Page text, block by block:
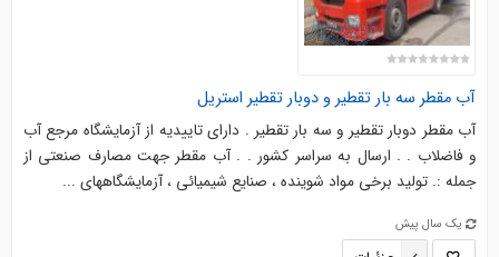
آب مقطر سه بار تقطیر و دوبار تقطیر استریل
آب مقطر دوبار تقطیر و سه بار تقطیر . دارای تاییدیه از آزمایشگاه مرجع آب
و فاضلاب . . ارسال به سراسر کشور . . آب مقطر جهت مصارف صنعتی از
جمله :. تولید برخی مواد شوینده ، صنایع شیمیائی ، آزمایشگاههای ...
یک سال پیش